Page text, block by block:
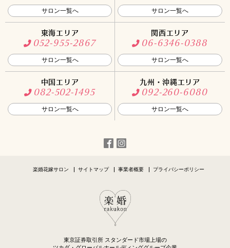
サロン一覧へ サロン一覧へ
東海エリア
052-955-2867
サロン一覧へ
関西エリア
06-6346-0388
サロン一覧へ
中国エリア
082-502-1495
サロン一覧へ
九州・沖縄エリア
092-260-6080
サロン一覧へ
楽婚花嫁サロン サイトマップ 事業者概要 プライバシーポリシー
東京証券取引所 スタンダード市場上場の